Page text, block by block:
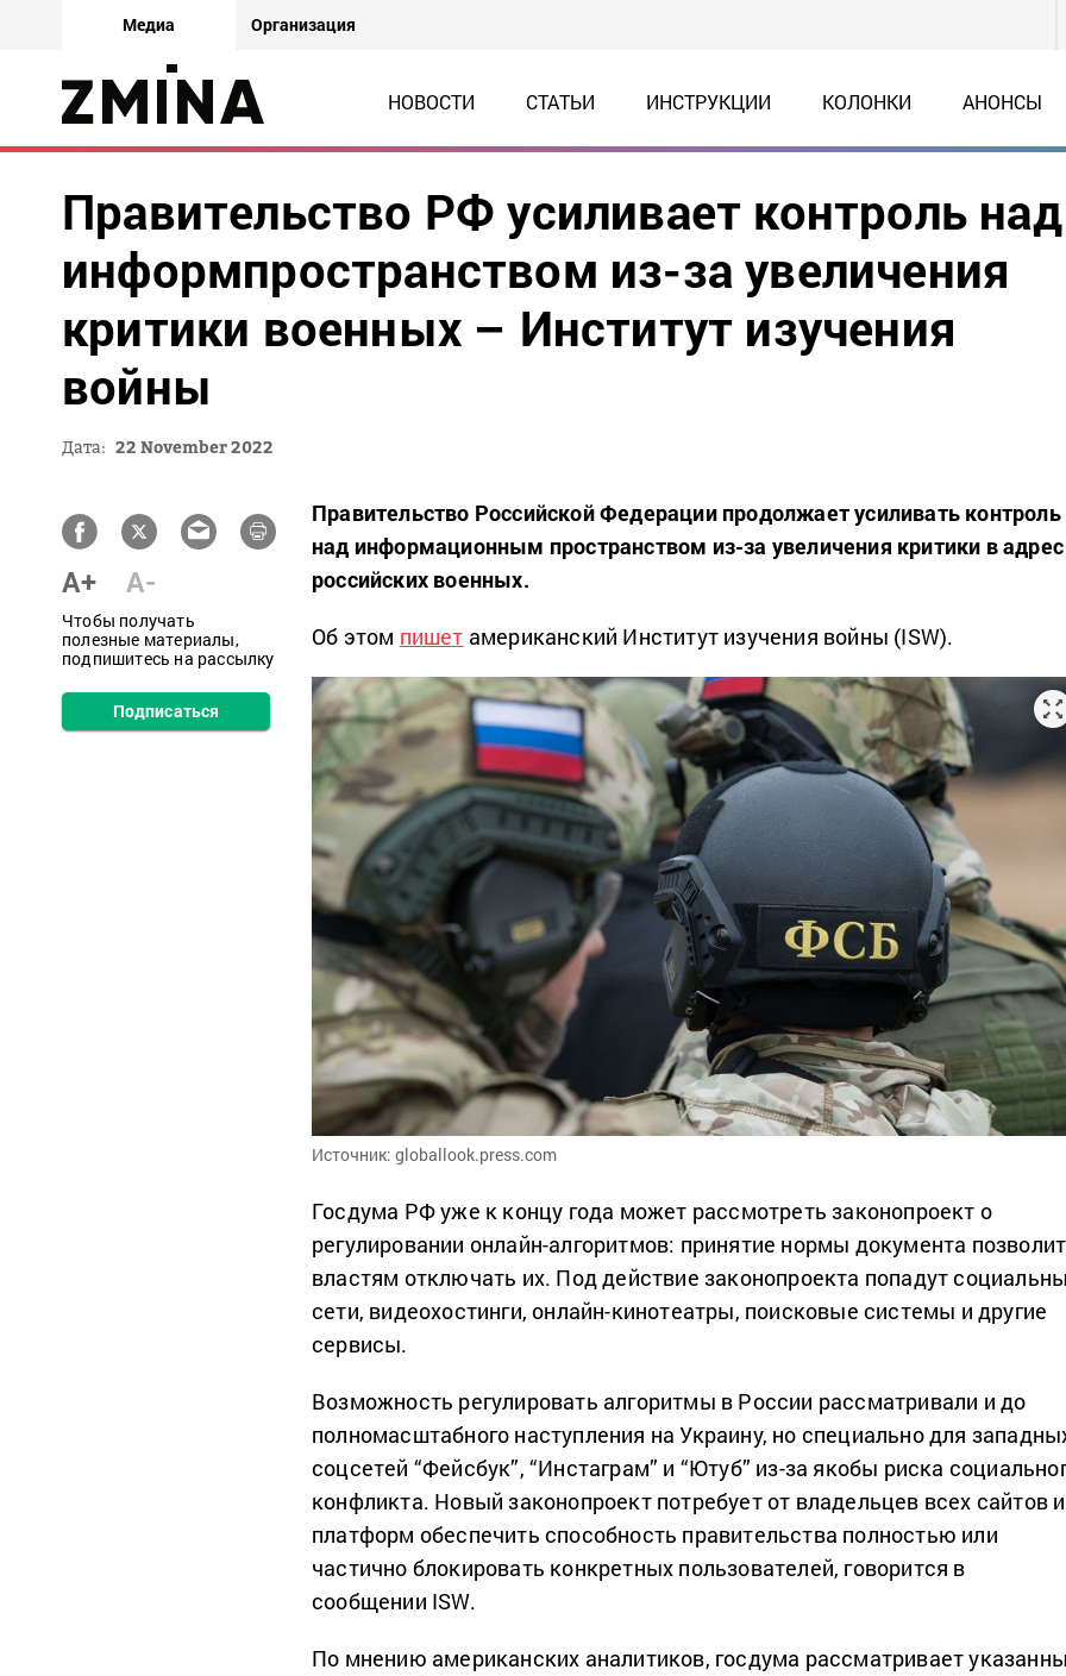
Медиа Организация
НОВОСТИ СТАТЬИ ИНСТРУКЦИИ КОЛОНКИ АНОНСЫ
Правительство РФ усиливает контроль над
информпространством из-за увеличения
критики военных – Институт изучения
войны
Дата: 22 November 2022
A+ A-
Чтобы получать
полезные материалы,
подпишитесь на рассылку
Подписаться
Правительство Российской Федерации продолжает усиливать контроль
над информационным пространством из-за увеличения критики в адрес
российских военных.
Об этом пишет американский Институт изучения войны (ISW).
Источник: globallook.press.com
Госдума РФ уже к концу года может рассмотреть законопроект о
регулировании онлайн-алгоритмов: принятие нормы документа позволит
властям отключать их. Под действие законопроекта попадут
сети, видеохостинги, онлайн-кинотеатры, поисковые системы и другие
сервисы.
Возможность регулировать алгоритмы в России рассматривали и до
полномасштабного наступления на Украину, но специально для
соцсетей “Фейсбук”, “Инстаграм” и “Ютуб” из-за якобы риска
конфликта. Новый законопроект потребует от владельцев всех сайтов и
платформ обеспечить способность правительства полностью или
частично блокировать конкретных пользователей, говорится в
сообщении ISW.
По мнению американских аналитиков, госдума рассматривает